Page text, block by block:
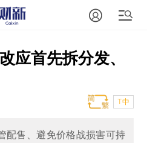
应首先拆分发、
T中
配售、避免价格战损害可持